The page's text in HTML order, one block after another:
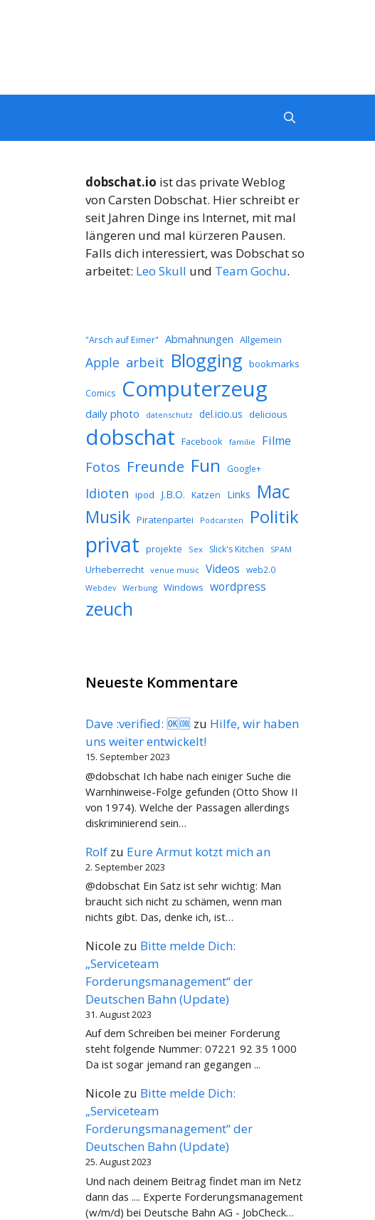
dobschat.io ist das private Weblog
von Carsten Dobschat. Hier schreibt er
seit Jahren Dinge ins Internet, mit mal
längeren und mal kürzeren Pausen.
Falls dich interessiert, was Dobschat so
arbeitet: Leo Skull und Team Gochu.
"Arsch auf Eimer" Abmahnungen Allgemein
Apple arbeit Blogging bookmarks
Comics Computerzeug
daily photo datenschutz del.icio.us delicious
dobschat Facebook familie Filme
Fotos Freunde Fun Google+
Idioten ipod J.B.O. Katzen Links Mac
Musik Piratenpartei Podcarsten Politik
privat projekte Sex Slick's Kitchen SPAM
Urheberrecht venue music Videos web2.0
Webdev Werbung Windows wordpress
zeuch
Neueste Kommentare
Dave :verified: 🆗🆒 zu Hilfe, wir haben
uns weiter entwickelt!
15. September 2023
@dobschat Ich habe nach einiger Suche die
Warnhinweise-Folge gefunden (Otto Show II
von 1974). Welche der Passagen allerdings
diskriminierend sein…
Rolf zu Eure Armut kotzt mich an
2. September 2023
@dobschat Ein Satz ist sehr wichtig: Man
braucht sich nicht zu schämen, wenn man
nichts gibt. Das, denke ich, ist…
Nicole zu Bitte melde Dich:
„Serviceteam
Forderungsmanagement“ der
Deutschen Bahn (Update)
31. August 2023
Auf dem Schreiben bei meiner Forderung
steht folgende Nummer: 07221 92 35 1000
Da ist sogar jemand ran gegangen ...
Nicole zu Bitte melde Dich:
„Serviceteam
Forderungsmanagement“ der
Deutschen Bahn (Update)
25. August 2023
Und nach deinem Beitrag findet man im Netz
dann das .... Experte Forderungsmanagement
(w/m/d) bei Deutsche Bahn AG - JobCheck…